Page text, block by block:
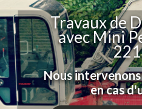
Travaux de
avec Mini
Nous
en cas